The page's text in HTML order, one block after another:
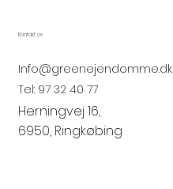
Kontakt os
Info@greenejendomme.dk
Tel: 97 32 40 77
Herningvej 16,
6950, Ringkøbing